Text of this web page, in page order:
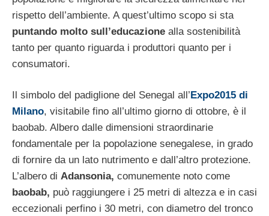
rispetto dell’ambiente. A quest’ultimo scopo si sta
puntando molto sull’educazione alla sostenibilità
tanto per quanto riguarda i produttori quanto per i
consumatori.
Il simbolo del padiglione del Senegal all’ Expo2015 di
Milano, visitabile fino all’ultimo giorno di ottobre, è il
baobab. Albero dalle dimensioni straordinarie
fondamentale per la popolazione senegalese, in grado
di fornire da un lato nutrimento e dall’altro protezione.
L’albero di Adansonia, comunemente noto come
baobab, può raggiungere i 25 metri di altezza e in casi
eccezionali perfino i 30 metri, con diametro del tronco